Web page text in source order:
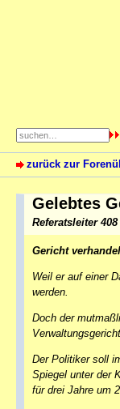
zurück zur
Gelebtes
Referatsleiter 408
Gericht
Weil er auf einer
werden.
Doch der
Der Politiker soll
Spiegel unter der
für drei Jahre um